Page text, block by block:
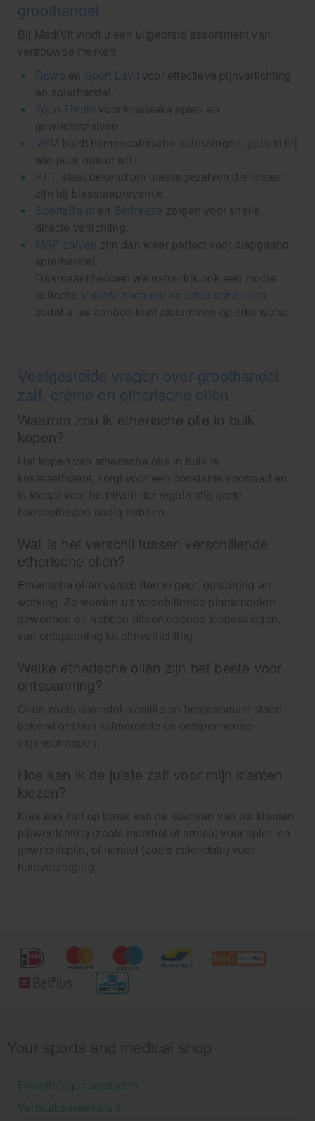
groothandel
Bij MediVit vindt u een uitgebreid assortiment van
vertrouwde merken:
Rowo en Sport Lavitvoor effectieve pijnverlichting
en spierherstel.
Toco Tholin voor klassieke spier- en
gewrichtszalven.
VSM biedt homeopathische oplossingen, geliefd bij
wie puur natuur wil.
F.I.T. staat bekend om massagezalven die ideaal
zijn bij blessurepreventie.
SportsBalm en Biofreeze zorgen voor snelle,
directe verlichting.
MSP zalven zijn dan weer perfect voor diepgaand
spierherstel.
Daarnaast hebben we natuurlijk ook een mooie
collectie Volatile tincturen en etherische oliën ,
zodat u uw aanbod kunt afstemmen op elke wens.
Veelgestelde vragen over groothandel
zalf, crème en etherische oliën
Waarom zou ik etherische olie in bulk
kopen?
Het kopen van etherische olie in bulk is
kostenefficiënt, zorgt voor een constante voorraad en
is ideaal voor bedrijven die regelmatig grote
hoeveelheden nodig hebben.
Wat is het verschil tussen verschillende
etherische oliën?
Etherische oliën verschillen in geur, oorsprong en
werking. Ze worden uit verschillende plantendelen
gewonnen en hebben uiteenlopende toepassingen,
van ontspanning tot pijnverlichting.
Welke etherische oliën zijn het beste voor
ontspanning?
Oliën zoals lavendel, kamille en bergreismunt staan
bekend om hun kalmerende en ontspannende
eigenschappen.
Hoe kan ik de juiste zalf voor mijn klanten
kiezen?
Kies een zalf op basis van de klachten van uw klanten:
pijnverlichting (zoals menthol of arnica) voor spier- en
gewrichtspijn, of herstel (zoals calendula) voor
huidverzorging.
Fysiotherapieproducten
Verbruiksmaterialen